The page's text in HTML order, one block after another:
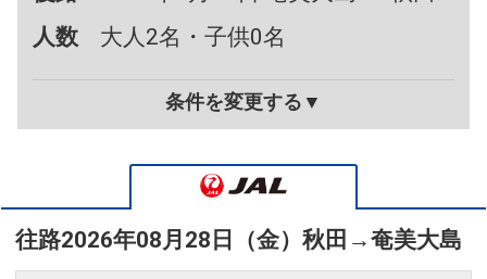
人数
大人2名・子供0名
条件を変更する▼
往路2026年08月28日（金） 秋田 →奄美大島